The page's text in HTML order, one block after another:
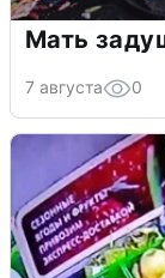
Мать
7 августа 0